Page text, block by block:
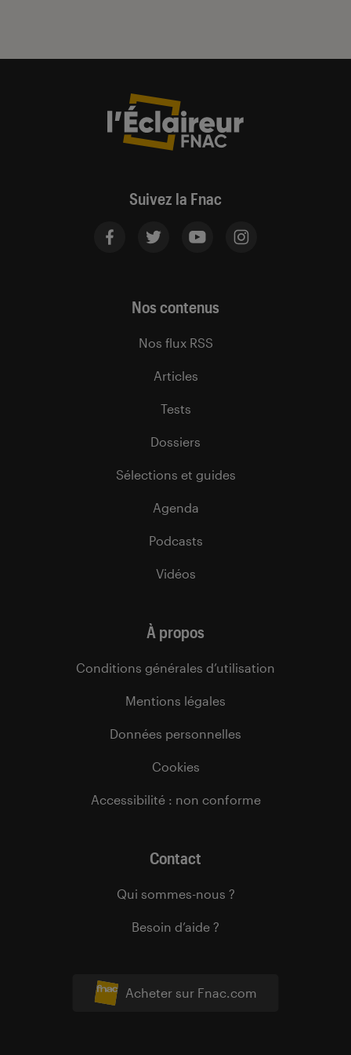
Suivez la Fnac
Acheter sur Fnac.com
Nos contenus
Nos flux RSS
Articles
Tests
Dossiers
Sélections et guides
Agenda
Podcasts
Vidéos
À propos
Conditions générales d’utilisation
Mentions légales
Données personnelles
Cookies
Accessibilité : non conforme
Contact
Qui sommes-nous ?
Besoin d’aide ?